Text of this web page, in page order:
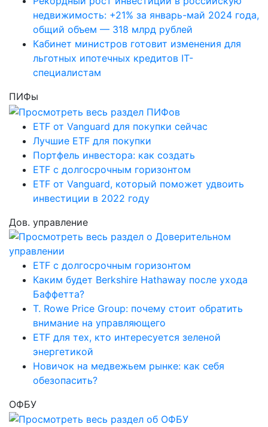
недвижимость: +21% за январь-май 2024 года,
общий объем — 318 млрд рублей
Кабинет министров готовит изменения для
льготных ипотечных кредитов IT-
специалистам
ПИФы
ETF от Vanguard для покупки сейчас
Лучшие ETF для покупки
Портфель инвестора: как создать
ETF с долгосрочным горизонтом
ETF от Vanguard, который поможет удвоить
инвестиции в 2022 году
Дов. управление
ETF с долгосрочным горизонтом
Каким будет Berkshire Hathaway после ухода
Баффетта?
T. Rowe Price Group: почему стоит обратить
внимание на управляющего
ETF для тех, кто интересуется зеленой
энергетикой
Новичок на медвежьем рынке: как себя
обезопасить?
ОФБУ